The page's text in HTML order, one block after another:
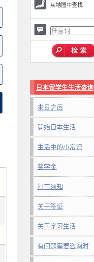
从地图中查找
日本留学生生活咨询
来日之后
開始日本生活
生活中的小常识
奖学金
打工须知
关于签证
关于学习生活
有问题需要咨询时